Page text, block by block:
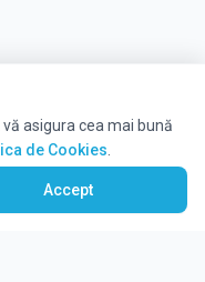
asigura cea mai bună
de Cookies
Accept